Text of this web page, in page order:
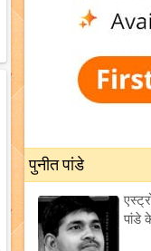
पुनीत पांडे
पांडे